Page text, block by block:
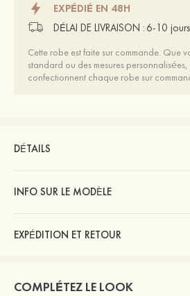
EXPÉDIÉ EN 48H
DÉLAI DE LIVRAISON : 6-10 jours
Cette robe est faite sur commande. Que
standard ou des mesures
confectionnent chaque robe sur
DÉTAILS
INFO SUR LE MODÈLE
EXPÉDITION ET RETOUR
COMPLÉTEZ LE LOOK